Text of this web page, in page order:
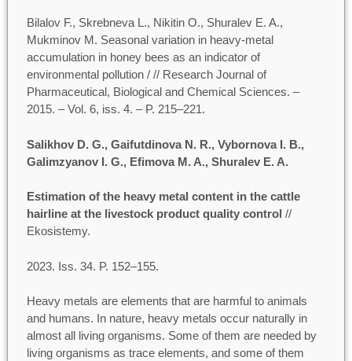
Bilalov F., Skrebneva L., Nikitin О., Shuralev E. A.,
Mukminov M. Seasonal variation in heavy-metal
accumulation in honey bees as an indicator of
environmental pollution / // Research Journal of
Pharmaceutical, Biological and Chemical Sciences. –
2015. – Vol. 6, iss. 4. – P. 215–221.
Salikhov D. G., Gaifutdinova N. R., Vybornova I. B.,
Galimzyanov I. G., Efimova M. A., Shuralev E. A.
Estimation of the heavy metal content in the cattle
hairline at the livestock product quality control //
Ekosistemy.
2023. Iss. 34. P. 152–155.
Heavy metals are elements that are harmful to animals
and humans. In nature, heavy metals occur naturally in
almost all living organisms. Some of them are needed by
living organisms as trace elements, and some of them